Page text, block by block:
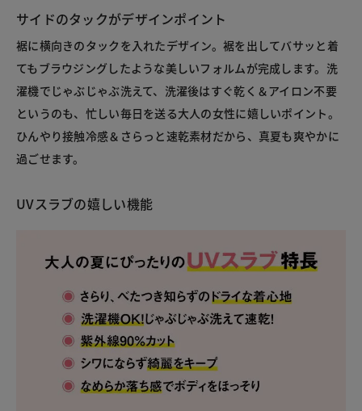
サイドのタックがデザインポイント
裾に横向きのタックを入れたデザイン。裾を出してバサッと着
てもブラウジングしたような美しいフォルムが完成します。洗
濯機でじゃぶじゃぶ洗えて、洗濯後はすぐ乾く＆アイロン不要
というのも、忙しい毎日を送る大人の女性に嬉しいポイント。
ひんやり接触冷感＆さらっと速乾素材だから、真夏も爽やかに
過ごせます。
UVスラブの嬉しい機能